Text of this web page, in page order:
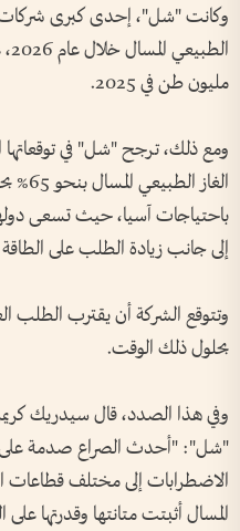
وكانت "شل"، إحدى كبرى شركات
مليون طن في 2025.
ومع ذلك، ترجح "شل" في توقعاتها
باحتياجات آسيا، حيث تسعى
إلى جانب زيادة الطلب على
بحلول ذلك الوقت.
وفي هذا الصدد، قال سيدريك
"شل": "أحدث الصراع صدمة على
الاضطرابات إلى مختلف قطاعات
المسال أثبتت متانتها وقدرتها